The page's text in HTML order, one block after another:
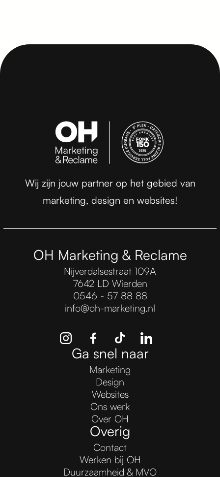
Wij zijn jouw partner op het gebied van
marketing, design en websites!
OH Marketing & Reclame
Nijverdalsestraat 109A
7642 LD Wierden
0546 - 57 88 88
info@oh-marketing.nl
Ga snel naar
Marketing
Design
Websites
Ons werk
Over OH
Overig
Contact
Werken bij OH
Duurzaamheid & MVO